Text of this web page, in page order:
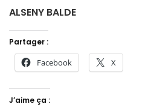
ALSENY BALDE
Partager :
Facebook X
J’aime ça :